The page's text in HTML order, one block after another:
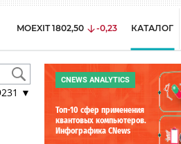
MOEXIT 1802,50 -0,23 КАТАЛОГ
▼
CNEWS ANALYTICS
Топ-10 сфер применения
квантовых компьютеров.
Инфографика CNews